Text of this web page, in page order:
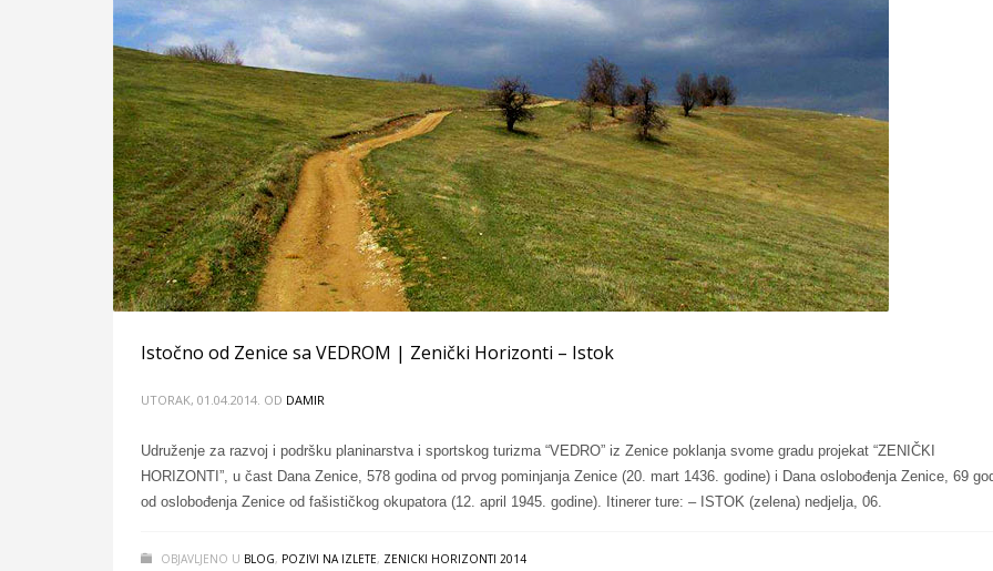
Istočno od Zenice sa VEDROM | Zenički Horizonti – Istok
UTORAK, 01.04.2014. OD DAMIR
Udruženje za razvoj i podršku planinarstva i sportskog turizma “VEDRO” iz Zenice poklanja svome gradu projekat “ZENIČKI
HORIZONTI”, u čast Dana Zenice, 578 godina od prvog pominjanja Zenice (20. mart 1436. godine) i Dana oslobođenja Zenice, 69
od oslobođenja Zenice od fašističkog okupatora (12. april 1945. godine). Itinerer ture: – ISTOK (zelena) nedjelja, 06.
OBJAVLJENO U BLOG, POZIVI NA IZLETE, ZENICKI HORIZONTI 2014